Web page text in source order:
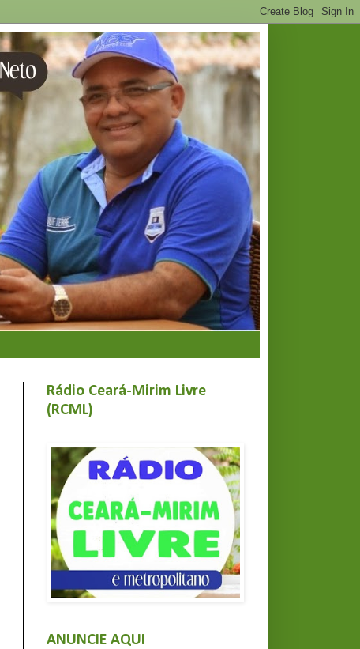
Rádio Ceará-Mirim Livre
(RCML)
ANUNCIE AQUI